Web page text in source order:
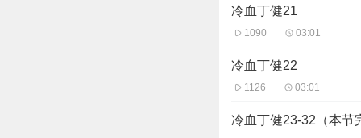
冷血丁健21
1090 03:01
冷血丁健22
1126 03:01
冷血丁健23-32（本节